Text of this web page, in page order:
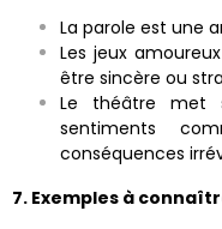
La parole est une
Les jeux
être sincère ou
Le théâtre met
sentiments
conséquences
7. Exemples à